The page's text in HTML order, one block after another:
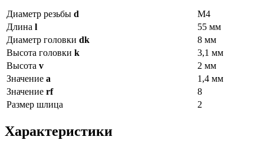
Диаметр резьбы d
М4
Длина l
55 мм
Диаметр головки dk
8 мм
Высота головки k
3,1 мм
Высота v
2 мм
Значение a
1,4 мм
Значение rf
8
Размер шлица
2
Характеристики